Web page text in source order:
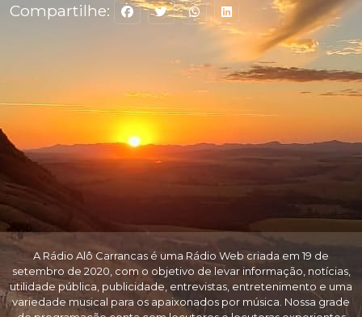
Compartilhe:
A Rádio Alô Carrancas é uma Rádio Web criada em 19 de
setembro de 2020, com o objetivo de levar informação, notícias,
utilidade pública, publicidade, entrevistas, entretenimento e uma
variedade musical para os apaixonados por música. Nossa grade